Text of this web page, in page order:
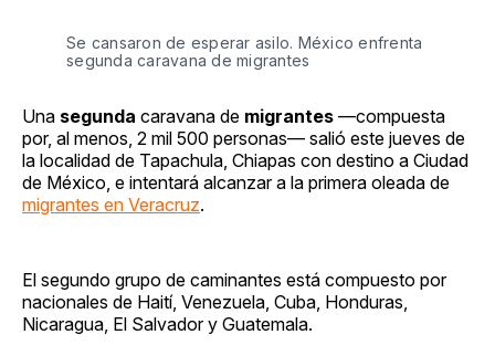
Se cansaron de esperar asilo. México enfrenta
segunda caravana de migrantes
Una segunda caravana de migrantes —compuesta
por, al menos, 2 mil 500 personas— salió este jueves de
la localidad de Tapachula, Chiapas con destino a Ciudad
de México, e intentará alcanzar a la primera oleada de
migrantes en Veracruz.
El segundo grupo de caminantes está compuesto por
nacionales de Haití, Venezuela, Cuba, Honduras,
Nicaragua, El Salvador y Guatemala.